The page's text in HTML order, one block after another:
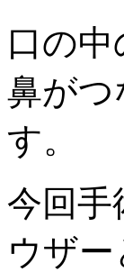
口の
鼻が
す。
今回
ウザ